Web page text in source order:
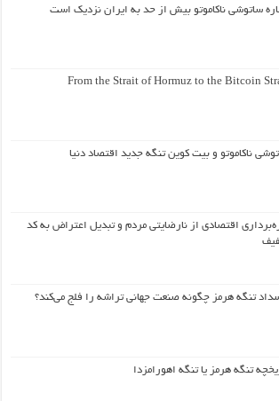
ساتوشی ناکاموتو بیش از حد به ایران نزدیک است
From the Strait of Hormuz to the Bitcoin
ناکاموتو و بیت کوین تنگه جدید اقتصاد دنیا
اقتصادی از نارضایتی مردم و تبدیل اعتراض به کد
تنگه هرمز چگونه صنعت جهانی تراشه را فلج می‌کند؟
تنگه هرمز یا تنگه اهورامزدا